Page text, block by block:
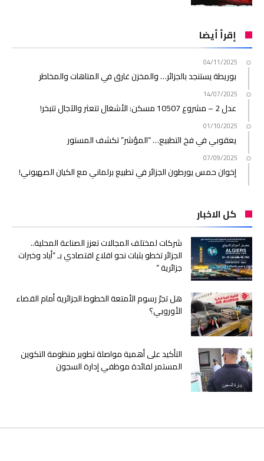
إقرأ أيضا
04/11/2025
بوريطة يستنجد بالجزائر… والمخزن غارق في المتاهات والمخاطر
14/07/2025
عدل 2 – مشروع 10507 مسكن: الأشغال تتعثر والآجال تتبخر!
01/10/2025
يعقوبي في فخ التطبيع… “المؤشر” تكشف المستور
07/09/2025
إخوان حمس يورطون الجزائر في تطبيع برلماني مع الكيان الصهيوني!
كل الاخبار
شركات لمختلف المجالات تعزز الصناعة المحلية..
الجزائر تخطو بثبات نحو اقلاع اقتصادي بـ “أياد وخبرات
جزائرية “
هل تجرّ رسوم الأمتعة الخطوط الجزائرية أمام القضاء
الأوروبي؟
التأكيد على أهمية مواصلة تطوير منظومة التكوين
المستمر لفائدة موظفي إدارة السجون